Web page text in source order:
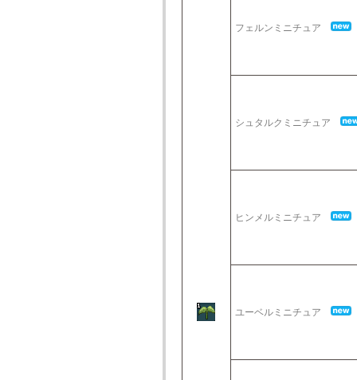
フェルンミニチュア
シュタルクミニチュア
ヒンメルミニチュア
ユーベルミニチュア